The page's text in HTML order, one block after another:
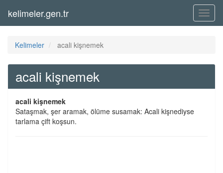
Menü
kelimeler.gen.tr
Kelimeler acali kişnemek
acali kişnemek
acali kişnemek
Sataşmak, şer aramak, ölüme susamak: Acali kişnediyse
tarlama çift koşsun.